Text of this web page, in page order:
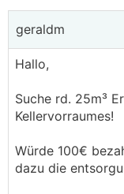
geraldm
Hallo,
Suche rd. 25m³
Kellervorraumes!
Würde 100€
dazu die